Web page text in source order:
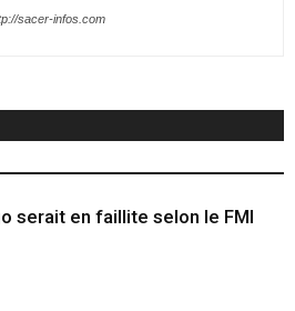
sacer-infos.com
serait en faillite selon le FMI